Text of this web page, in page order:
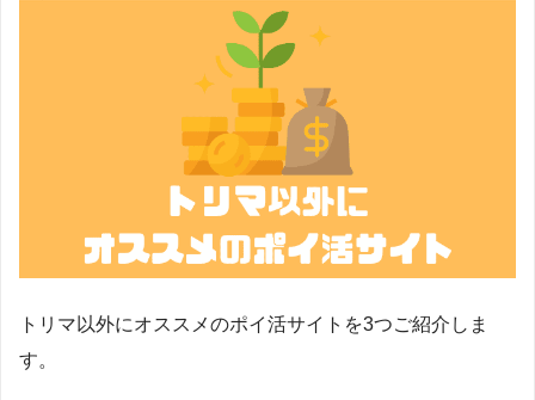
トリマ以外にオススメのポイ活サイトを3つご紹介しま
す。